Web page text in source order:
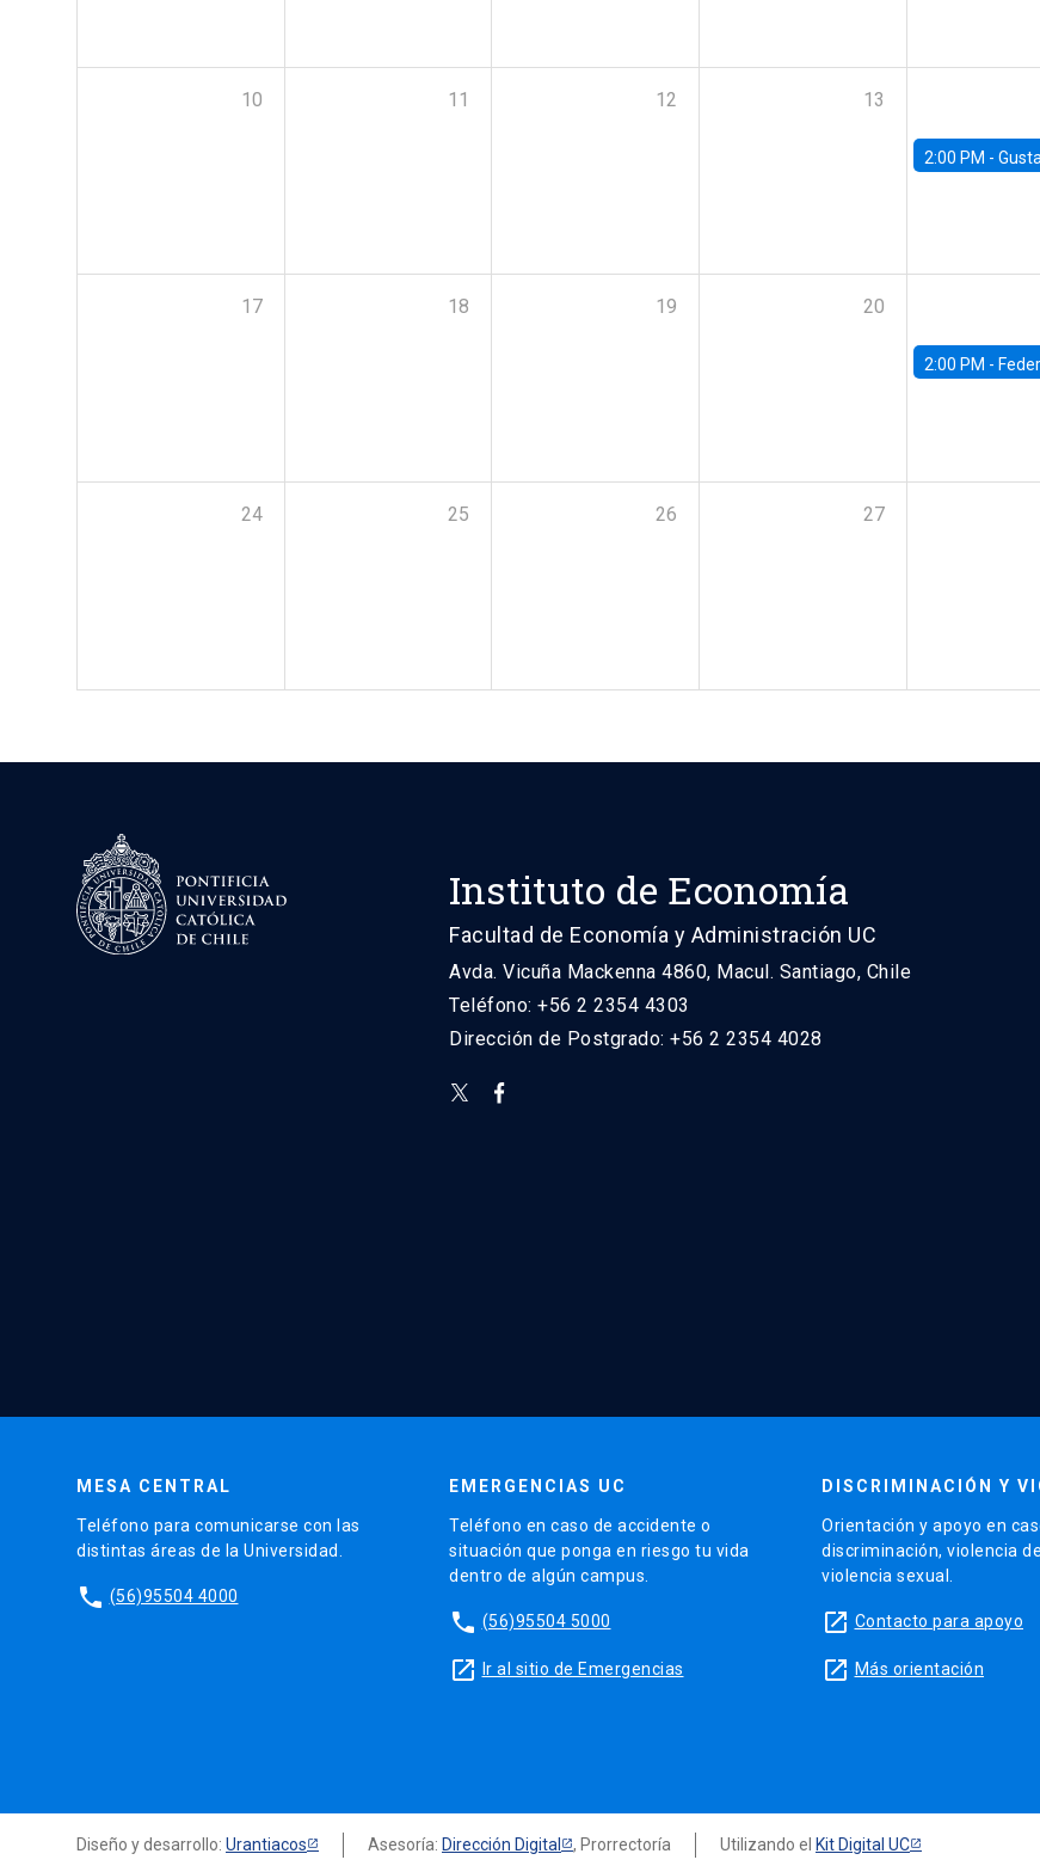
10 11 12 13
2:00 PM - Gustavo González
17 18 19 20
2:00 PM - Federico Huneeus -
24 25 26 27
Instituto de Economía
Facultad de Economía y Administración UC
Avda. Vicuña Mackenna 4860, Macul. Santiago, Chile
Teléfono: +56 2 2354 4303
Dirección de Postgrado: +56 2 2354 4028
MESA CENTRAL
Teléfono para comunicarse con las
distintas áreas de la Universidad.
phone (56)95504 4000
EMERGENCIAS UC
Teléfono en caso de accidente o
situación que ponga en riesgo tu vida
dentro de algún campus.
phone (56)95504 5000
launch Ir al sitio de Emergencias
DISCRIMINACIÓN Y
Orientación y apoyo en
discriminación, violencia
violencia sexual.
launch Contacto para apoyo
launch Más orientación
Diseño y desarrollo: Urantiacos Asesoría: Dirección Digital , Prorrectoría Utilizando el Kit Digital UC